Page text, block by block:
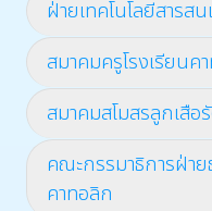
ฝ่ายเทคโนโลยีสารส
สมาคมครูโรงเรียนค
สมาคมสโมสรลูกเสื
คณะกรรมาธิการฝ่า
คาทอลิก